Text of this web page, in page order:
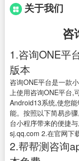
关于我们
咨
1.咨询ONE平
版本
咨询ONE平台是一款
上使用咨询ONE平台,
Android13系统,使您
能。按照以下简易步
台小程序带来的便捷
sj.qq.com 2.在官网下
2.帮帮测咨询